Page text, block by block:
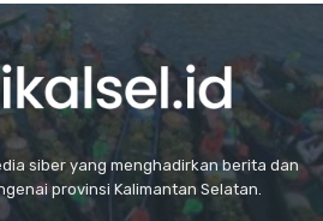
siber yang menghadirkan berita dan
provinsi Kalimantan Selatan.